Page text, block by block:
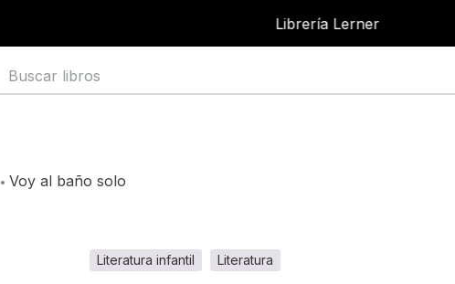
Librería Lerner
Buscar libros
voy al baño solo
literatura
literatura infantil